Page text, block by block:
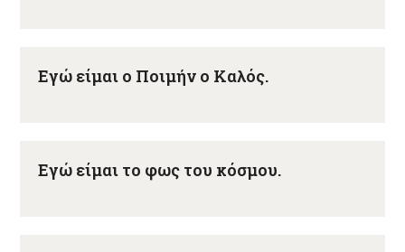
Εγώ είμαι ο Ποιμήν ο Καλός.
Εγώ είμαι το φως του κόσμου.